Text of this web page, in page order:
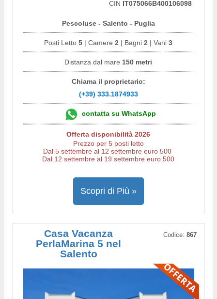
CIN IT075066B400106098
Pescoluse - Salento - Puglia
Posti Letto5 | Camere2 | Bagni2 | Vani3
Distanza dal mare 150 metri
Chiama il proprietario:
(+39) 333.1874933
contatta su WhatsApp
Offerta disponibilità 2026
Prezzo per 5 posti letto
Dal 5 settembre al 12 settembre euro 500
Dal 12 settembre al 19 settembre euro 500
Scopri di Più »
Casa Vacanza
PerlaMarina 5 nel
Salento
Codice: 867